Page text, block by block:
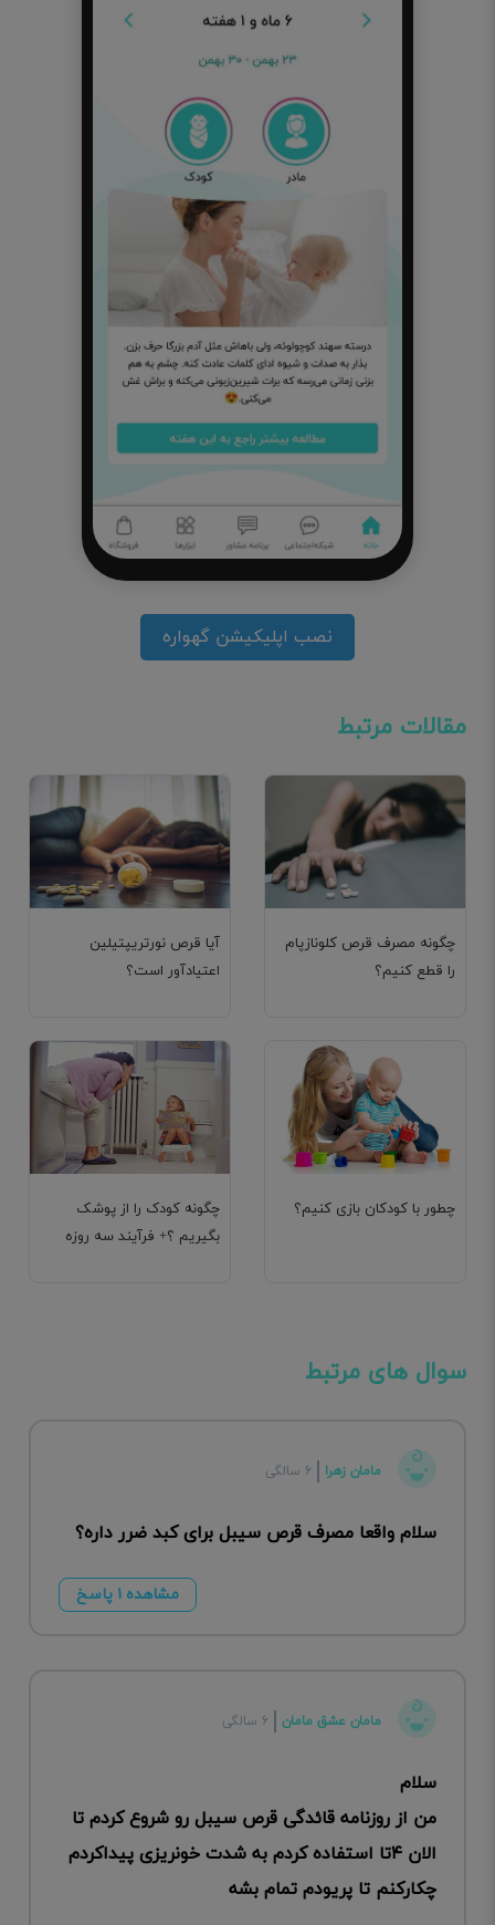
نصب اپلیکیشن گهواره
مقالات مرتبط
آیا قرص نورتریپتیلین
اعتیاد‌آور است؟
چگونه مصرف قرص کلونازپام
را قطع کنیم؟
چگونه کودک را از پوشک
بگیریم ؟+ فرآیند سه روزه
چطور با کودکان بازی کنیم؟
سوال های مرتبط
مامان زهرا ۶ سالگی
سلام واقعا مصرف قرص سیبل برای کبد ضرر داره؟
مشاهده ۱ پاسخ
مامان عشق مامان ۶ سالگی
سلام
من از روزنامه قائدگی قرص سیبل رو شروع کردم تا
الان ۴تا استفاده کردم به شدت خونریزی پیداکردم
چکارکنم تا پریودم تمام بشه